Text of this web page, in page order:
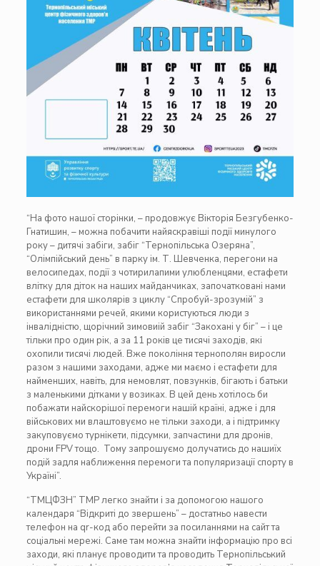
“На фото нашої сторінки, – продовжує Вікторія Безгубенко-
Гнатишин, – можна побачити найяскравіші події минулого
року – дитячі забіги, забіг “Тернопільська Озеряна”,
“Олімпійський день” в парку ім. Т. Шевченка, перегони на
велосипедах, події з чотирилапими улюбленцями, естафети
влітку для діток на наших майданчиках, започатковані нами
естафети для школярів з циклу “Спробуй-зрозумій” з
використаннями речей, якими користуються люди з
інвалідністю, щорічний зимовиій забіг “Закохані у біг” – і це
тільки про один рік, а за 11 років це тисячі заходів, які
охопили тисячі людей. Вже покоління тернополян виросли
разом з нашими заходами, адже ми маємо і естафети для
найменших, навіть, для немовлят, повзунків, бігають і батьки
з маленькими дітками у возиках. В цей день хотілось би
побажати найскорішої перемоги нашій країні, адже і для
військових ми влаштовуємо не тільки заходи, а і підтримку
закуповуємо турнікети, підсумки, запчастини для дронів,
дрони FPV тощо. Тому запрошуємо долучатись до нашиїх
подій задля наближення перемоги та популяризації спорту в
Україні”.
“ТМЦФЗН” ТМР легко знайти і за допомогою нашого
календаря “Відкриті до звершень” – достатньо навести
телефон на qr-код або перейти за посиланнями на сайт та
соціальні мережі. Саме там можна знайти інформацію про всі
заходи, які планує проводити та проводить Тернопільський